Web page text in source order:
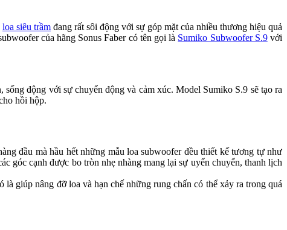
loa siêu trầm đang rất sôi động với sự góp mặt của nhiều thương hiệu quả
của hãng Sonus Faber có tên gọi là Sumiko Subwoofer S.9với
động với sự chuyển động và cảm xúc. Model Sumiko S.9 sẽ tạo ra
hồi hộp.
đầu mà hầu hết những mẫu loa subwoofer đều thiết kế tương tự như
góc cạnh được bo tròn nhẹ nhàng mang lại sự uyển chuyển, thanh lịch
giúp nâng đỡ loa và hạn chế những rung chấn có thể xảy ra trong quá